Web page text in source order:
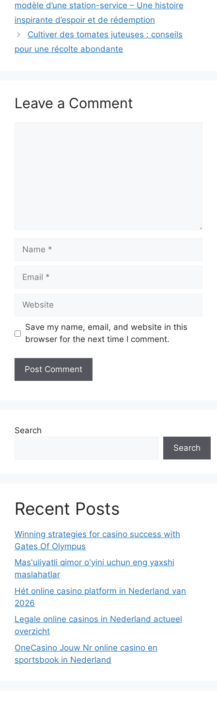
modèle d’une station-service – Une histoire
inspirante d’espoir et de rédemption
Cultiver des tomates juteuses : conseils
pour une récolte abondante
Leave a Comment
Name
Email
Website
Save my name, email, and website in this
browser for the next time I comment.
Search
Search
Recent Posts
Winning strategies for casino success with
Gates Of Olympus
Mas'uliyatli qimor o'yini uchun eng yaxshi
maslahatlar
Hét online casino platform in Nederland van
2026
Legale online casinos in Nederland actueel
overzicht
OneCasino Jouw Nr online casino en
sportsbook in Nederland